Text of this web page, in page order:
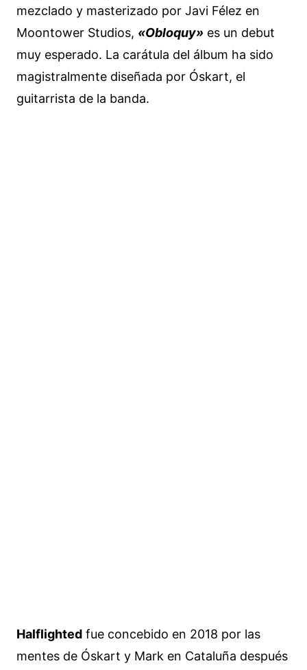
mezclado y masterizado por Javi Félez en
Moontower Studios, «Obloquy» es un debut
muy esperado. La carátula del álbum ha sido
magistralmente diseñada por Óskart, el
guitarrista de la banda.
Halflighted fue concebido en 2018 por las
mentes de Óskart y Mark en Cataluña después